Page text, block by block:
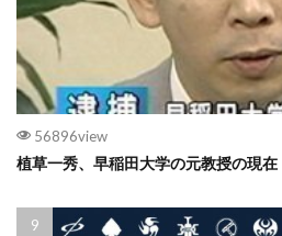
56896view
植草一秀、早稲田大学の元教授の現在